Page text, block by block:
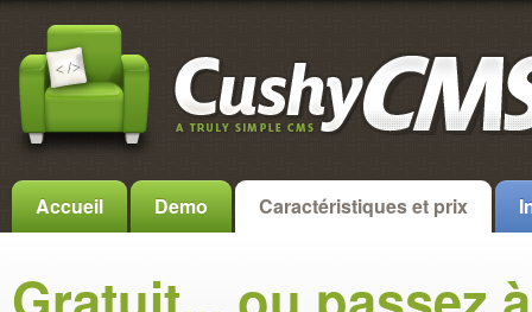
Accueil Demo Caractéristiques et prix